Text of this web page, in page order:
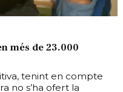
més de 23.000
tenint en compte
no s’ha ofert la